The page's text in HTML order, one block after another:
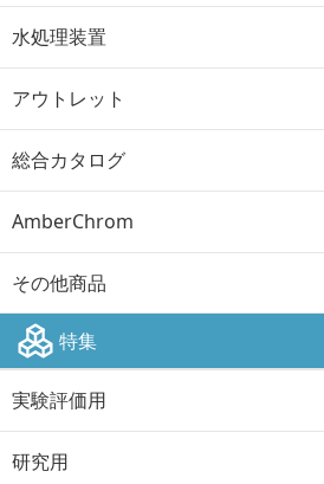
水処理装置
アウトレット
総合カタログ
AmberChrom
その他商品
特集
実験評価用
研究用